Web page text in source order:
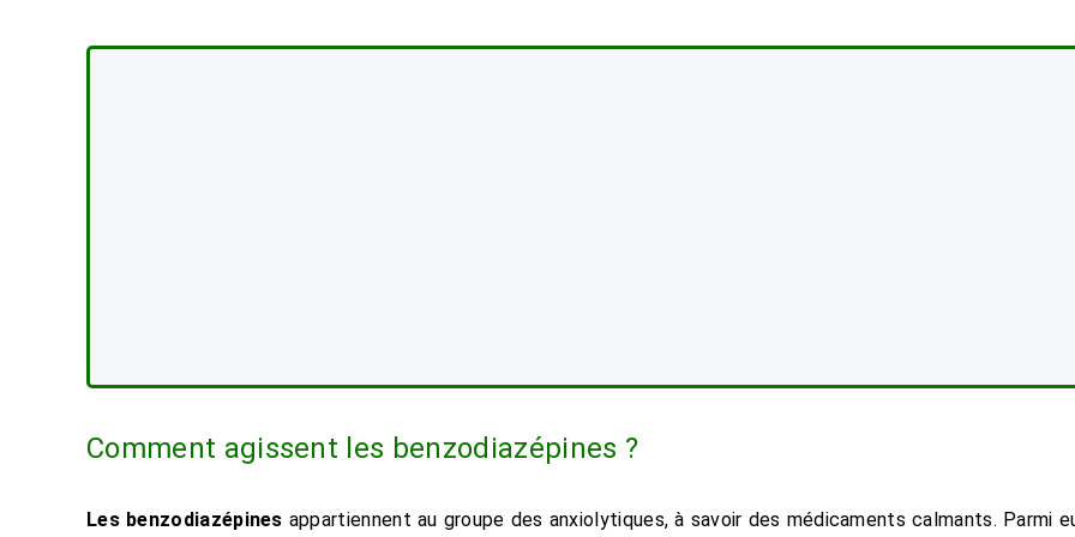
Comment agissent les benzodiazépines ?
Les benzodiazépines appartiennent au groupe des anxiolytiques, à savoir des médicaments calmants. Parmi